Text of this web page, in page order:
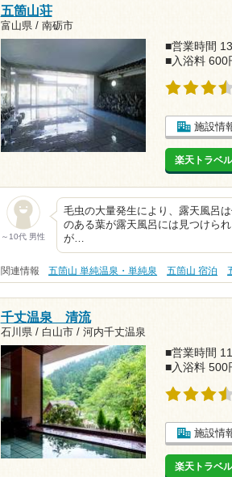
五箇山荘
富山県 / 南砺市
■営業時間
■入浴料 600
施設情
楽天トラベ
～10代 男性
毛虫の大量発生により、露天風呂
のある葉が露天風呂には見つけら
が…
関連情報 五箇山 単純温泉・単純泉 五箇山 宿泊
千丈温泉 清流
石川県 / 白山市 / 河内千丈温泉
■営業時間
■入浴料 500
施設情
楽天トラベ